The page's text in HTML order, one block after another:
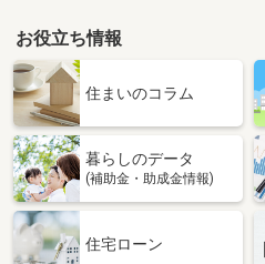
お役立ち情報
住まいのコラム
暮らしのデータ
(補助金・助成金情報)
住宅ローン